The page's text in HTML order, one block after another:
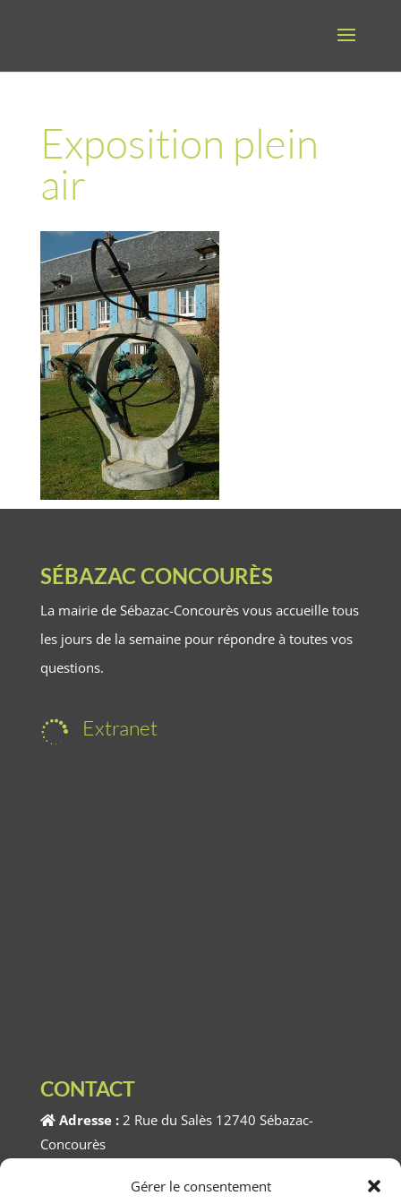
Gérer le consentement
Exposition plein
air
SÉBAZAC CONCOURÈS
La mairie de Sébazac-Concourès vous accueille tous
les jours de la semaine pour répondre à toutes vos
questions.
 Extranet
CONTACT
Adresse : 2 Rue du Salès 12740 Sébazac-
Concourès
Téléphone :05.65.74.90.42